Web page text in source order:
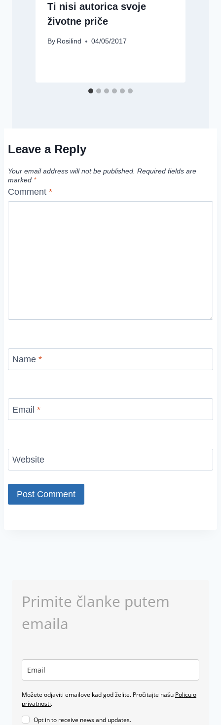
Ti nisi autorica svoje
životne priče
By Rosilind 04/05/2017
Leave a Reply
Your email address will not be published. Required fields are
marked *
Comment *
Name *
Email *
Website
Primite članke putem
emaila
Možete odjaviti emailove kad god želite. Pročitajte našu Policu o
privatnosti.
Opt in to receive news and updates.